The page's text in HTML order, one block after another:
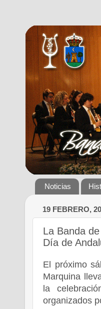
Noticias
19 FEBRERO,
La Banda
Día de
El próximo
Marquina
la
organizados